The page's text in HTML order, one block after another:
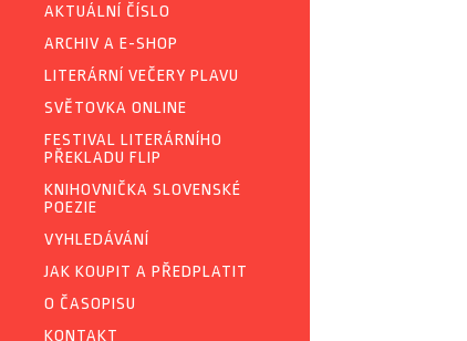
AKTUÁLNÍ ČÍSLO
ARCHIV A E-SHOP
LITERÁRNÍ VEČERY PLAVU
SVĚTOVKA ONLINE
FESTIVAL LITERÁRNÍHO
PŘEKLADU FLIP
KNIHOVNIČKA SLOVENSKÉ
POEZIE
VYHLEDÁVÁNÍ
JAK KOUPIT A PŘEDPLATIT
O ČASOPISU
KONTAKT